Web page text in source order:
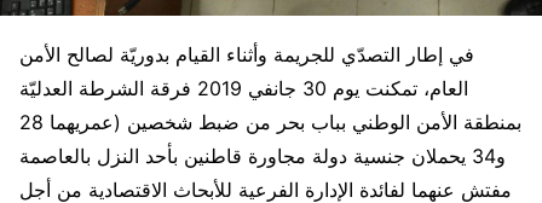
في إطار التصدّي للجريمة وأثناء القيام بدوريّة لصالح الأمن
العام، تمكنت يوم 30 جانفي 2019 فرقة الشرطة العدليّة
بمنطقة الأمن الوطني بباب بحر من ضبط شخصين (عمريهما 28
و34 يحملان جنسية دولة مجاورة قاطنين بأحد النزل بالعاصمة
مفتش عنهما لفائدة الإدارة الفرعية للأبحاث الاقتصادية من أجل